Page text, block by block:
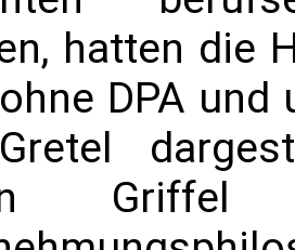
hatten die
DPA